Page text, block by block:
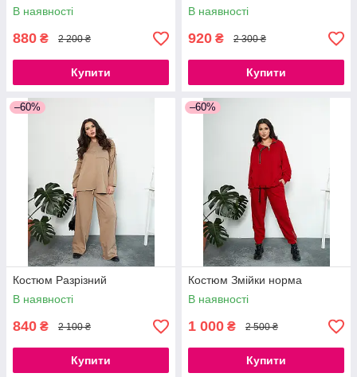
В наявності
880 ₴ 2 200 ₴
Купити
В наявності
920 ₴ 2 300 ₴
Купити
–60%
Костюм Разрізний
В наявності
840 ₴ 2 100 ₴
Купити
–60%
Костюм Змійки норма
В наявності
1 000 ₴ 2 500 ₴
Купити